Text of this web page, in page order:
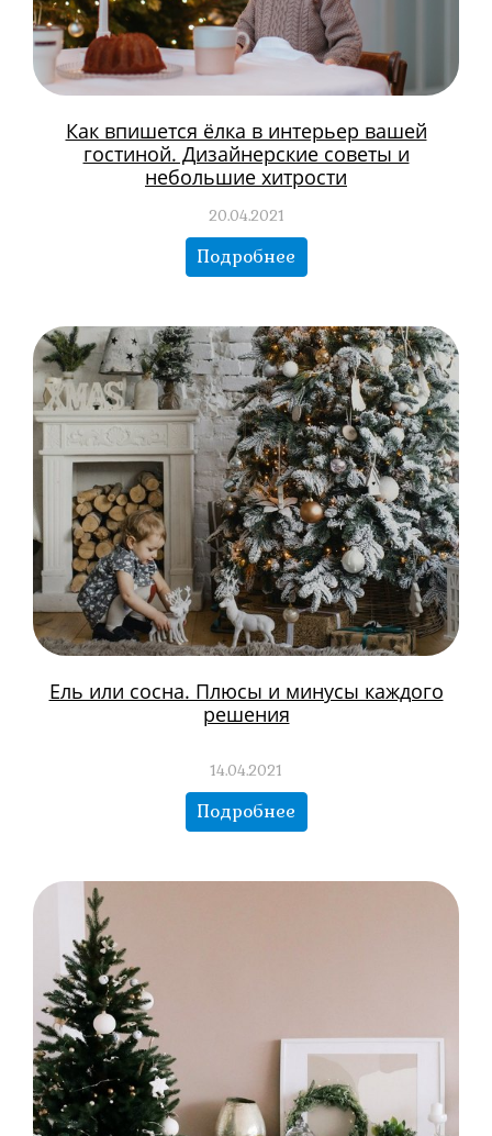
Как впишется ёлка в интерьер вашей
гостиной. Дизайнерские советы и
небольшие хитрости
20.04.2021
Подробнее
Ель или сосна. Плюсы и минусы каждого
решения
14.04.2021
Подробнее